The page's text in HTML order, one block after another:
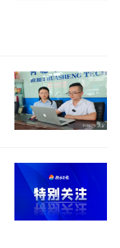
碌的身影，勾
雄安城市航站
商业区；地下
铁、京雄快线
实现三分钟同
这里高铁、快
绕路奔波。